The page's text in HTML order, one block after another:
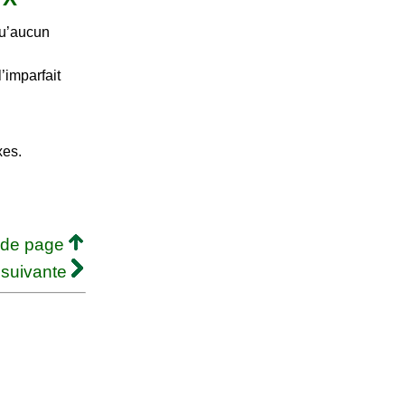
page